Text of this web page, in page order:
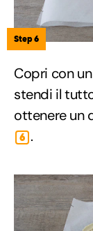
Step 6
Copri con
stendi il
ottenere un
6 .